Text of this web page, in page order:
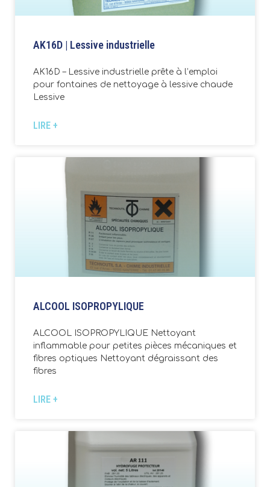
AK16D | Lessive industrielle
AK16D – Lessive industrielle prête à l’emploi
pour fontaines de nettoyage à lessive chaude
Lessive
LIRE +
ALCOOL ISOPROPYLIQUE
ALCOOL ISOPROPYLIQUE Nettoyant
inflammable pour petites pièces mécaniques et
fibres optiques Nettoyant dégraissant des
fibres
LIRE +